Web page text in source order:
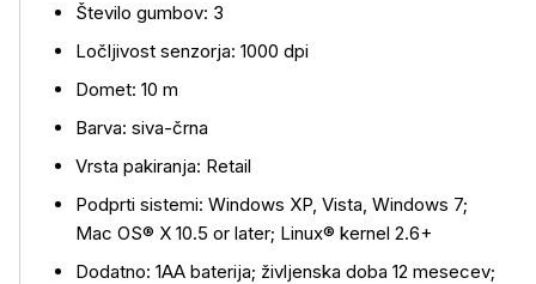
Število gumbov: 3
Ločljivost senzorja: 1000 dpi
Domet: 10 m
Barva: siva-črna
Vrsta pakiranja: Retail
Podprti sistemi: Windows XP, Vista, Windows 7;
Mac OS® X 10.5 or later; Linux® kernel 2.6+
Dodatno: 1AA baterija; življenska doba 12 mesecev;